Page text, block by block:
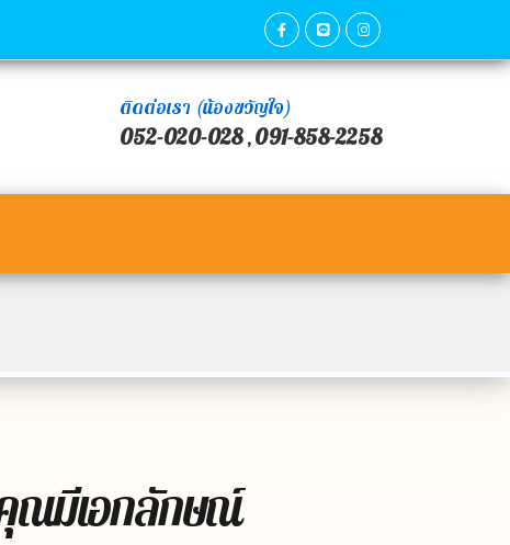
ติดต่อเรา (น้องขวัญใจ)
052-020-028,091-858-2258
ณมีเอกลักษณ์